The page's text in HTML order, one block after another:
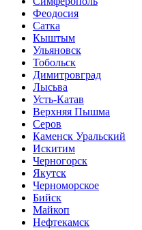
Феодосия
Сатка
Кыштым
Ульяновск
Тобольск
Димитровград
Лысьва
Усть-Катав
Верхняя Пышма
Серов
Каменск Уральский
Искитим
Черногорск
Якутск
Черноморское
Бийск
Майкоп
Нефтекамск